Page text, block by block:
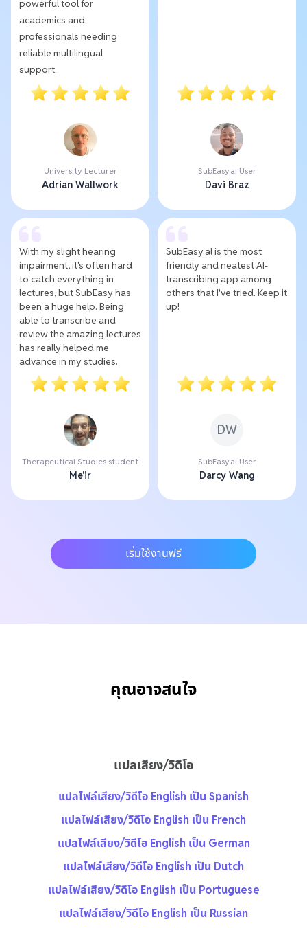
powerful tool for
academics and
professionals needing
reliable multilingual
support.
University Lecturer
Adrian Wallwork
SubEasy.ai User
Davi Braz
With my slight hearing
impairment, it's often hard
to catch everything in
lectures, but SubEasy has
been a huge help. Being
able to transcribe and
review the amazing lectures
has really helped me
advance in my studies.
Therapeutical Studies student
Me'ir
SubEasy.al is the most
friendly and neatest AI-
transcribing app among
others that I've tried. Keep it
up!
DW
SubEasy.ai User
Darcy Wang
เริ่มใช้งานฟรี
คุณอาจสนใจ
แปลเสียง/วิดีโอ
แปลไฟล์เสียง/วิดีโอ English เป็น Spanish
แปลไฟล์เสียง/วิดีโอ English เป็น French
แปลไฟล์เสียง/วิดีโอ English เป็น German
แปลไฟล์เสียง/วิดีโอ English เป็น Dutch
แปลไฟล์เสียง/วิดีโอ English เป็น Portuguese
แปลไฟล์เสียง/วิดีโอ English เป็น Russian